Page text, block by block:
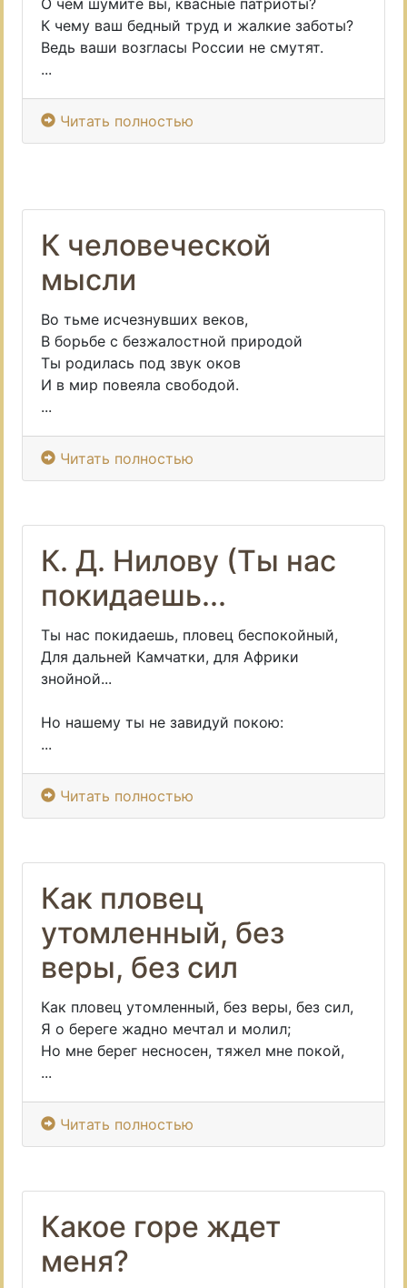
О чем шумите вы, квасные патриоты?
К чему ваш бедный труд и жалкие заботы?
Ведь ваши возгласы России не смутят.
...
Читать полностью
К человеческой
мысли
Во тьме исчезнувших веков,
В борьбе с безжалостной природой
Ты родилась под звук оков
И в мир повеяла свободой.
...
Читать полностью
К. Д. Нилову (Ты нас
покидаешь...
Ты нас покидаешь, пловец беспокойный,
Для дальней Камчатки, для Африки
знойной...
Но нашему ты не завидуй покою:
...
Читать полностью
Как пловец
утомленный, без
веры, без сил
Как пловец утомленный, без веры, без сил,
Я о береге жадно мечтал и молил;
Но мне берег несносен, тяжел мне покой,
...
Читать полностью
Какое горе ждет
меня?